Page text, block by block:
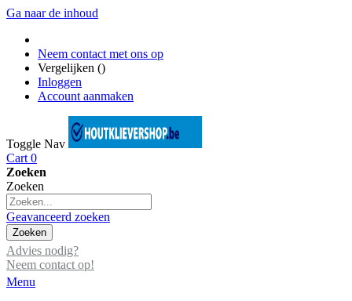
Ga naar de inhoud
Neem contact met ons op
Vergelijken ()
Inloggen
Account aanmaken
Toggle Nav
Cart 0
Zoeken
Zoeken
Geavanceerd zoeken
Zoeken
Advies nodig?
Neem contact op!
Menu